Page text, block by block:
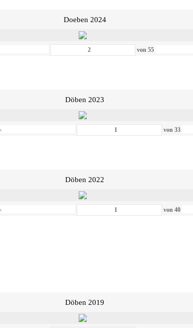
Doeben 2024
von55
Döben 2023
‹ von33
Döben 2022
‹ von40
Döben 2019